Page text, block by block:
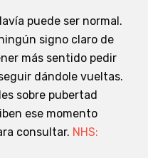
puede ser normal.
signo claro de
más sentido pedir
dándole vueltas.
sobre pubertad
ese momento
consultar. NHS: